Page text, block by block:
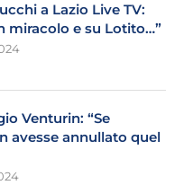
a Lazio Live TV:
miracolo e su Lotito…”
Venturin: “Se
avesse annullato quel